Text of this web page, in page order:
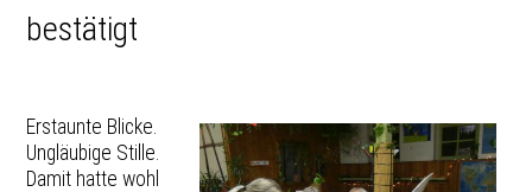
VERFÜGUNGSFONDS
STADTFELD ZEIGT GESICHT
FESTE & AKTIONEN
MITARBEIT & EHRENAMT
MITGLIEDSCHAFT & SPENDEN
bestätigt
Erstaunte Blicke.
Ungläubige Stille.
Damit hatte wohl